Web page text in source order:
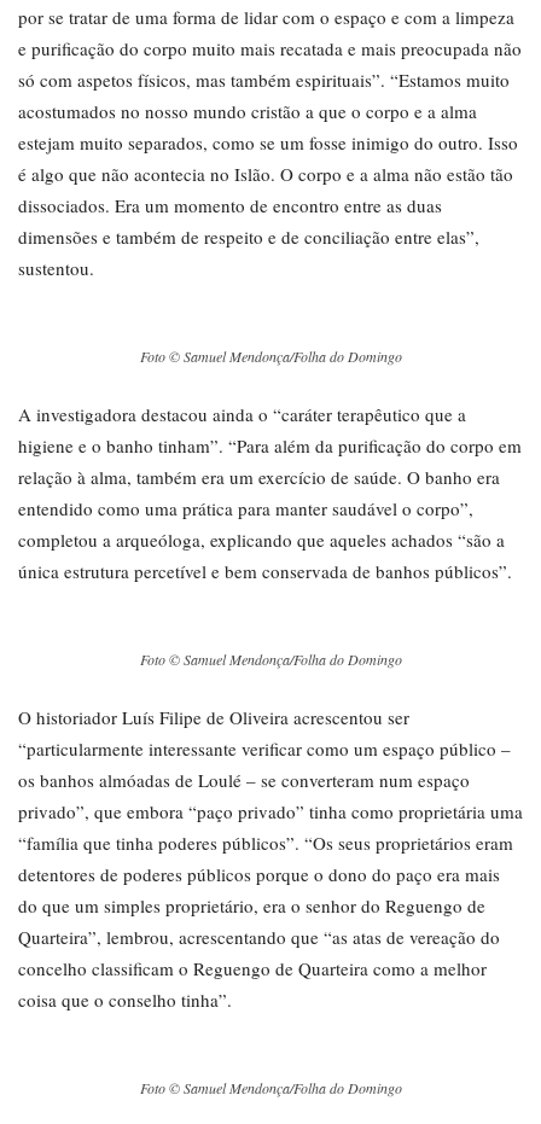
por se tratar de uma forma de lidar com o espaço e com a limpeza
e purificação do corpo muito mais recatada e mais preocupada não
só com aspetos físicos, mas também espirituais”. “Estamos muito
acostumados no nosso mundo cristão a que o corpo e a alma
estejam muito separados, como se um fosse inimigo do outro. Isso
é algo que não acontecia no Islão. O corpo e a alma não estão tão
dissociados. Era um momento de encontro entre as duas
dimensões e também de respeito e de conciliação entre elas”,
sustentou.
Foto © Samuel Mendonça/Folha do Domingo
A investigadora destacou ainda o “caráter terapêutico que a
higiene e o banho tinham”. “Para além da purificação do corpo em
relação à alma, também era um exercício de saúde. O banho era
entendido como uma prática para manter saudável o corpo”,
completou a arqueóloga, explicando que aqueles achados “são a
única estrutura percetível e bem conservada de banhos públicos”.
Foto © Samuel Mendonça/Folha do Domingo
O historiador Luís Filipe de Oliveira acrescentou ser
“particularmente interessante verificar como um espaço público –
os banhos almóadas de Loulé – se converteram num espaço
privado”, que embora “paço privado” tinha como proprietária uma
“família que tinha poderes públicos”. “Os seus proprietários eram
detentores de poderes públicos porque o dono do paço era mais
do que um simples proprietário, era o senhor do Reguengo de
Quarteira”, lembrou, acrescentando que “as atas de vereação do
concelho classificam o Reguengo de Quarteira como a melhor
coisa que o conselho tinha”.
Foto © Samuel Mendonça/Folha do Domingo